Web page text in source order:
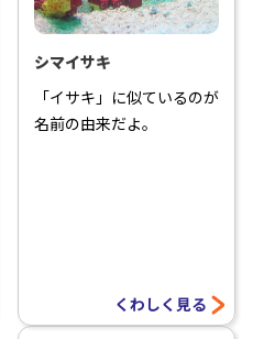
シマイサキ
「イサキ」に似ているのが
名前の由来だよ。
くわしく見る